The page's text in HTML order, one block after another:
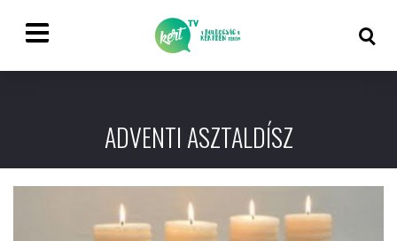
ADVENTI ASZTALDÍSZ